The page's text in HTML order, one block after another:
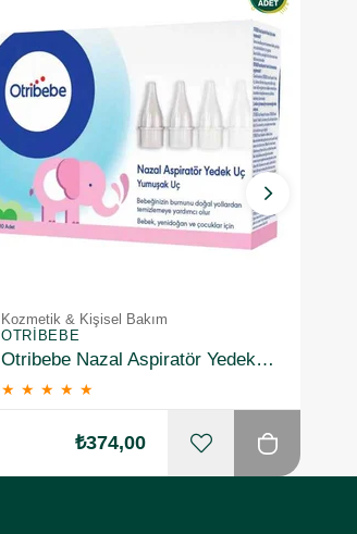
Kozmetik & Kişisel Bakım
OTRIBEBE
Otribebe Nazal Aspiratör Yedek Uç 10 Adet 2 Adet
★ ★ ★ ★ ★
₺374,00